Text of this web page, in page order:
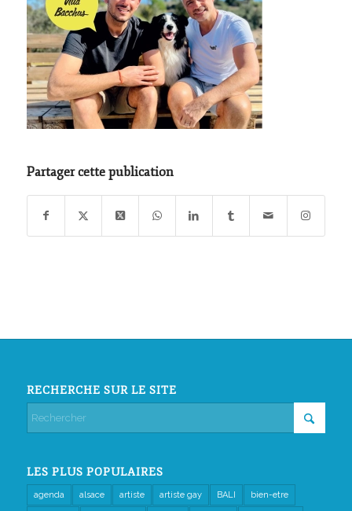
Partager cette publication
RECHERCHE SUR LE SITE
LES PLUS POPULAIRES
agenda alsace artiste artiste gay BALI bien-etre